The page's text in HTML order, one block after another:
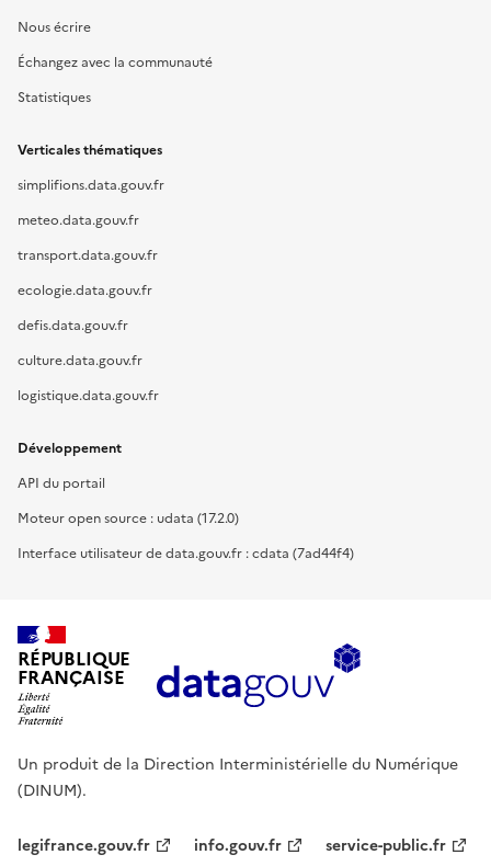
Nous écrire
Échangez avec la communauté
Statistiques
Verticales thématiques
simplifions.data.gouv.fr
meteo.data.gouv.fr
transport.data.gouv.fr
ecologie.data.gouv.fr
defis.data.gouv.fr
culture.data.gouv.fr
logistique.data.gouv.fr
Développement
API du portail
Moteur open source : udata (17.2.0)
Interface utilisateur de data.gouv.fr : cdata (7ad44f4)
RÉPUBLIQUE
FRANÇAISE
Un produit de la Direction Interministérielle du Numérique
(DINUM).
legifrance.gouv.fr info.gouv.fr service-public.fr